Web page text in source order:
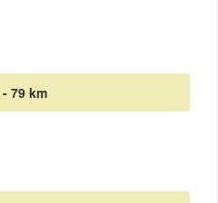
- 79 km